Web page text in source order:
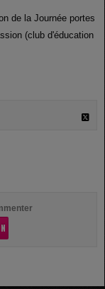
de la Journée portes
(club d'éducation